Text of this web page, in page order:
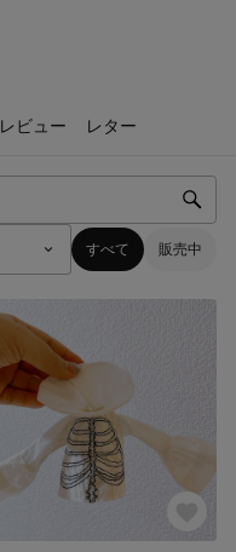
レビュー レター
すべて 販売中